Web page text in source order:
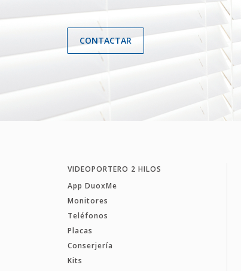
CONTACTAR
VIDEOPORTERO 2 HILOS
App DuoxMe
Monitores
Teléfonos
Placas
Conserjería
Kits